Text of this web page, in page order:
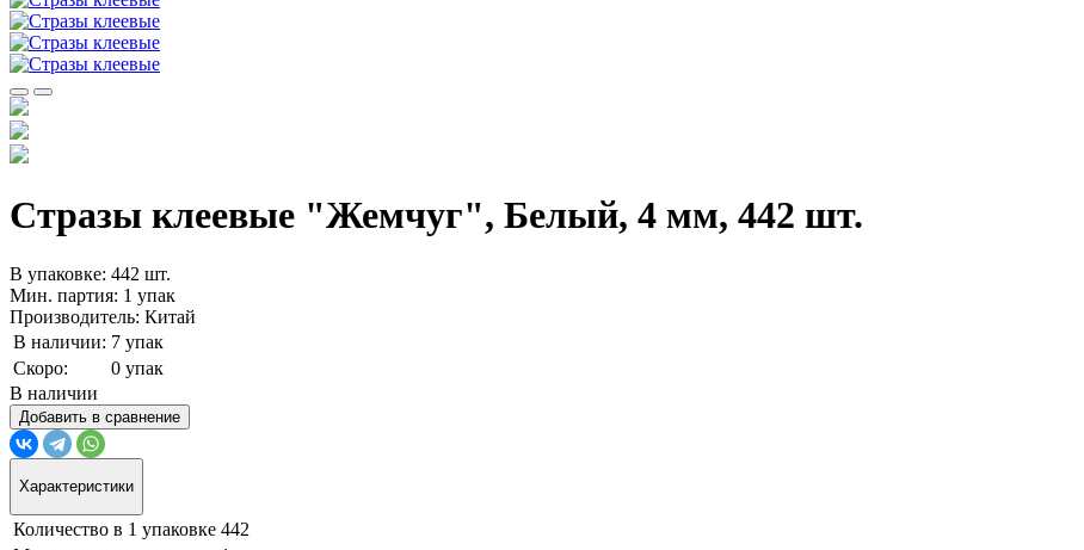
Стразы клеевые "Жемчуг", Белый, 4 мм, 442 шт.
В упаковке: 442 шт.
Мин. партия: 1 упак
Производитель: Китай
В наличии: 7 упак
Скоро:
0 упак
В наличии
Добавить в сравнение
Характеристики
Количество в 1 упаковке 442